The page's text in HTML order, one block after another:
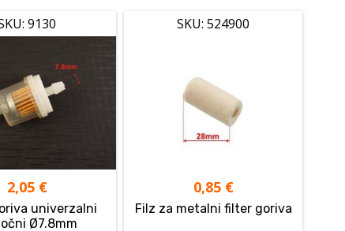
9130
2,05 €
univerzalni
Ø7.8mm
SKU: 524900
0,85 €
Filz za metalni filter goriva